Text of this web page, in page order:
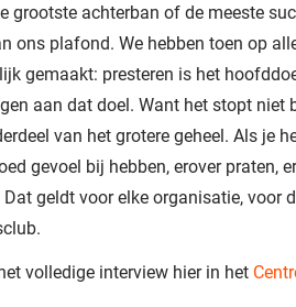
grootste achterban of de meeste
ons plafond. We hebben toen op
gemaakt: presteren is het
aan dat doel. Want het stopt niet
van het grotere geheel. Als je
gevoel bij hebben, erover praten,
geldt voor elke organisatie, voor
volledige interview hier in het